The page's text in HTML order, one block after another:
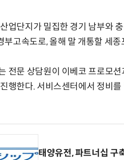
업단지가 밀집한 경기 남부와
부고속도로, 올해 말 개통할 세
전문 상담원이 이베코 프로모
행한다. 서비스센터에서 정비
태양유전, 파트너십 구